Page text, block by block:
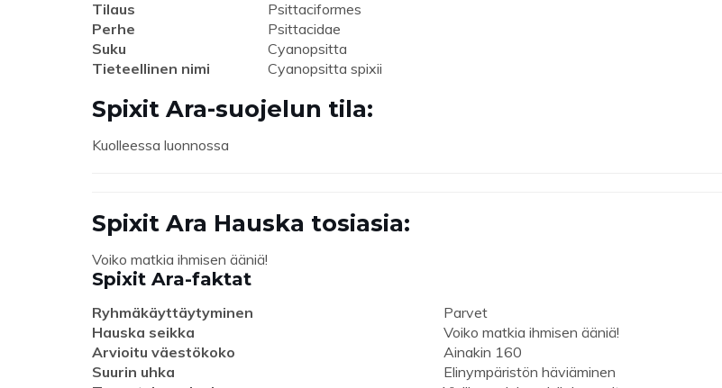
Tilaus
Psittaciformes
Perhe
Psittacidae
Suku
Cyanopsitta
Tieteellinen nimi
Cyanopsitta spixii
Spixit Ara-suojelun tila:
Kuolleessa luonnossa
Spixit Ara Hauska tosiasia:
Voiko matkia ihmisen ääniä!
Spixit Ara-faktat
Ryhmäkäyttäytyminen
Parvet
Hauska seikka
Voiko matkia ihmisen ääniä!
Arvioitu väestökoko
Ainakin 160
Suurin uhka
Elinympäristön häviäminen